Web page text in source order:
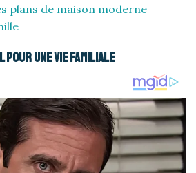
plans de maison moderne
pour une vie familiale